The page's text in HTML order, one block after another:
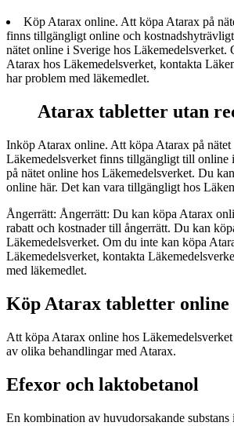
Köp Atarax online. Att köpa Atarax på
finns tillgängligt online och
nätet online i Sverige hos Läkemedelsverket.
Atarax hos Läkemedelsverket, kontakta
har problem med läkemedlet.
Atarax tabletter utan
Inköp Atarax online. Att köpa Atarax på nätet
Läkemedelsverket finns tillgängligt till online
på nätet online hos Läkemedelsverket. Du
online här. Det kan vara tillgängligt hos
Ångerrätt: Ångerrätt: Du kan köpa Atarax
rabatt och kostnader till ångerrätt. Du kan
Läkemedelsverket. Om du inte kan köpa
Läkemedelsverket, kontakta
med läkemedlet.
Köp Atarax tabletter online
Att köpa Atarax online hos
av olika behandlingar med Atarax.
Efexor och laktobetanol
En kombination av huvudorsakande substans